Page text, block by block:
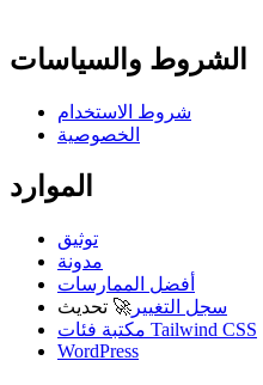
الشروط والسياسات
شروط الاستخدام
الخصوصية
الموارد
توثيق
مدونة
أفضل الممارسات
سجل التغيير 🚀 تحديث
مكتبة فئات Tailwind CSS
WordPress